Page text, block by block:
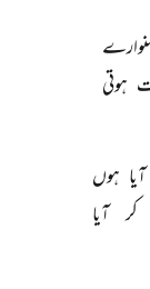
ہوتی
آیا ہوں
کر آیا